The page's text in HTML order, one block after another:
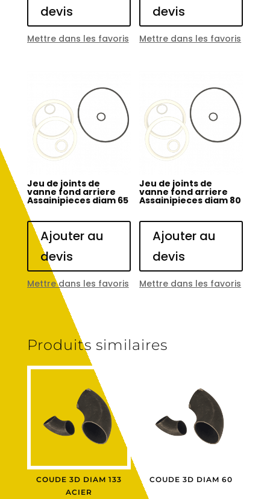
devis
Mettre dans les favoris
devis
Mettre dans les favoris
Jeu de joints de
vanne fond arriere
Assainipieces diam 65
Ajouter au
devis
Mettre dans les favoris
Jeu de joints de
vanne fond arriere
Assainipieces diam 80
Ajouter au
devis
Mettre dans les favoris
Produits similaires
COUDE 3D DIAM 133
ACIER
COUDE 3D DIAM 60